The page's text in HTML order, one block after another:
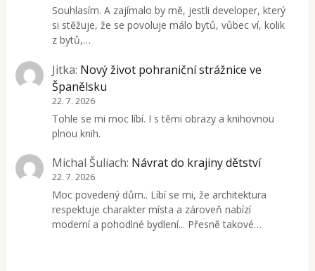
Souhlasím. A zajímalo by mě, jestli developer, který
si stěžuje, že se povoluje málo bytů, vůbec ví, kolik
z bytů,…
Jitka: Nový život pohraniční strážnice ve
Španělsku
22. 7. 2026
Tohle se mi moc líbí. I s těmi obrazy a knihovnou
plnou knih.
Michal Šuliach: Návrat do krajiny dětství
22. 7. 2026
Moc povedený dům.. Líbí se mi, že architektura
respektuje charakter místa a zároveň nabízí
moderní a pohodlné bydlení... Přesně takové…